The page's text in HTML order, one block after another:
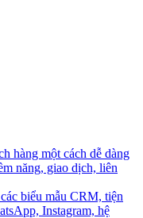
hàng một cách dễ dàng
năng, giao dịch, liên
biểu mẫu CRM, tiện
Instagram, hệ